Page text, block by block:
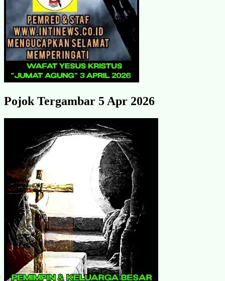
Pojok Tergambar 5 Apr 2026